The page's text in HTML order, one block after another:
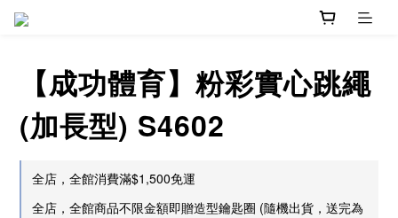
【成功體育】粉彩實心跳繩
(加長型) S4602
全店，全館消費滿$1,500免運
全店，全館商品不限金額即贈造型鑰匙圈 (隨機出貨，送完為